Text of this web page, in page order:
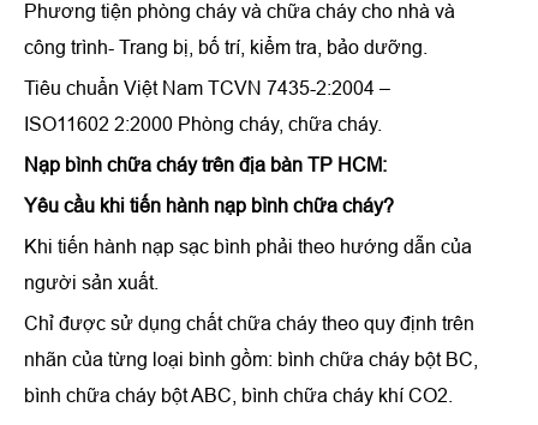
Phương tiện phòng cháy và chữa cháy cho nhà và
công trình- Trang bị, bố trí, kiểm tra, bảo dưỡng.
Tiêu chuẩn Việt Nam TCVN 7435-2:2004 –
ISO11602 2:2000 Phòng cháy, chữa cháy.
Nạp bình chữa cháy trên địa bàn TP HCM:
Yêu cầu khi tiến hành nạp bình chữa cháy?
Khi tiến hành nạp sạc bình phải theo hướng dẫn của
người sản xuất.
Chỉ được sử dụng chất chữa cháy theo quy định trên
nhãn của từng loại bình gồm: bình chữa cháy bột BC,
bình chữa cháy bột ABC, bình chữa cháy khí CO2.